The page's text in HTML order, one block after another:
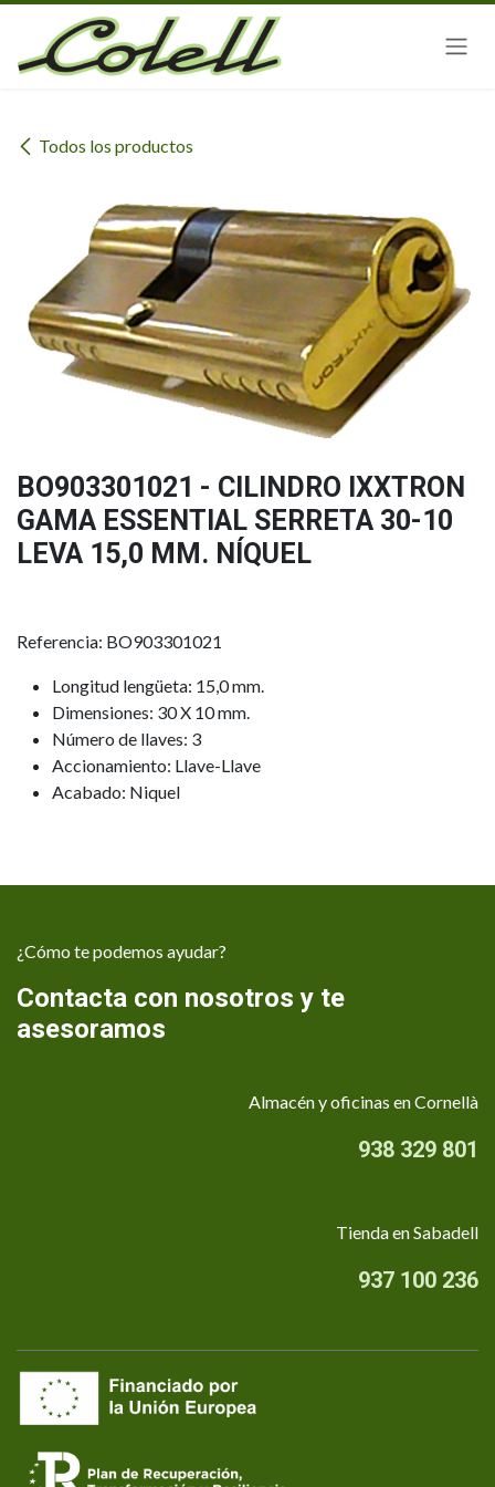
Ir al contenido
Todos los productos
BO903301021 - CILINDRO IXXTRON
GAMA ESSENTIAL SERRETA 30-10
LEVA 15,0 MM. NÍQUEL
Referencia: BO903301021
Longitud lengüeta: 15,0 mm.
Dimensiones: 30 X 10 mm.
Número de llaves: 3
Accionamiento: Llave-Llave
Acabado: Niquel
¿Cómo te podemos ayudar?
Contacta con nosotros y te
asesoramos
Almacén y oficinas en Cornellà
938 329 801
Tienda en Sabadell
937 100 236